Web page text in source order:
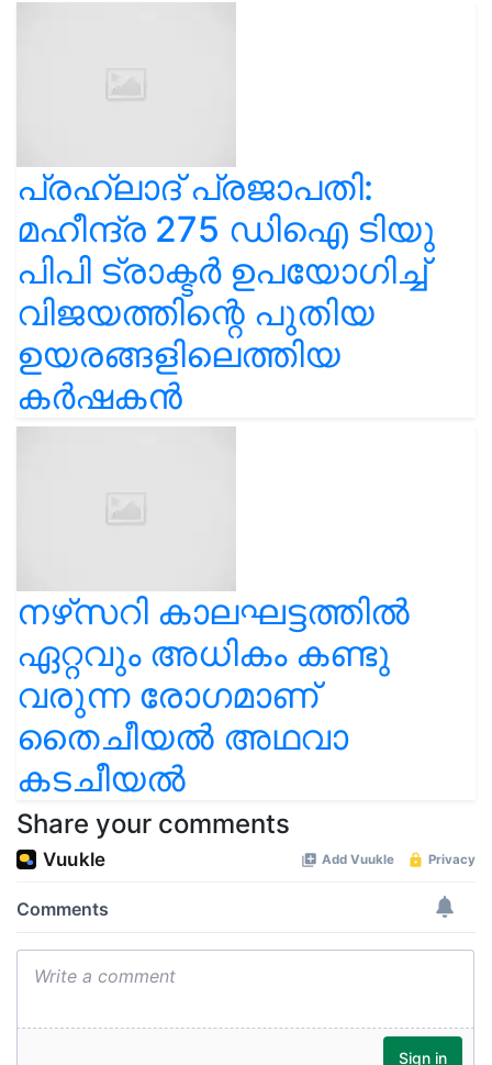
പ്രഹ്ലാദ് പ്രജാപതി:
മഹീന്ദ്ര 275 ഡിഐ ടിയു
പിപി ട്രാക്ടർ ഉപയോഗിച്ച്
വിജയത്തിന്റെ പുതിയ
ഉയരങ്ങളിലെത്തിയ
കർഷകൻ
നഴ്‌സറി കാലഘട്ടത്തിൽ
ഏറ്റവും അധികം കണ്ടു
വരുന്ന രോഗമാണ്
തൈചീയൽ അഥവാ
കടചീയൽ
Share your comments